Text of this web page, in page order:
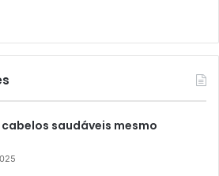
saudáveis mesmo